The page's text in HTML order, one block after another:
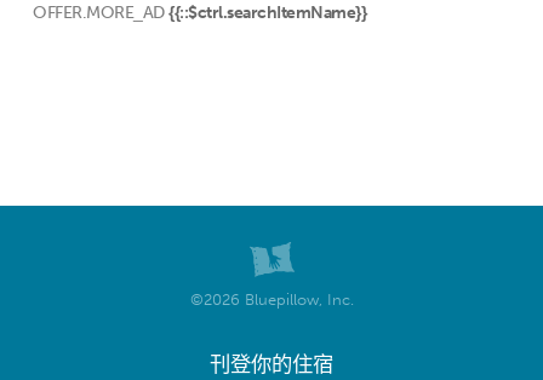
OFFER.MORE_AD {{::$ctrl.searchItemName}}
©2026 Bluepillow, Inc.
刊登你的住宿